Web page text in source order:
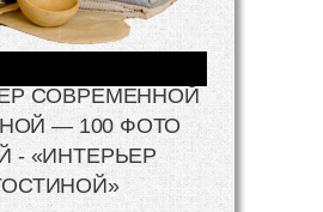
СОВРЕМЕННОЙ
— 100 ФОТО
- «ИНТЕРЬЕР